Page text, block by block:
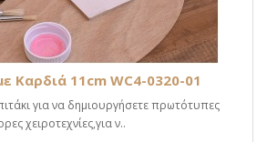
Καρδιά 11cm WC4-0320-01
για να δημιουργήσετε πρωτότυπες
χειροτεχνίες,για ν..